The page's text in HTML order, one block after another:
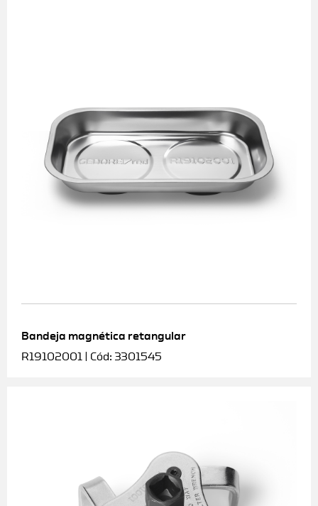
Bandeja magnética retangular
R19102001 | Cód: 3301545